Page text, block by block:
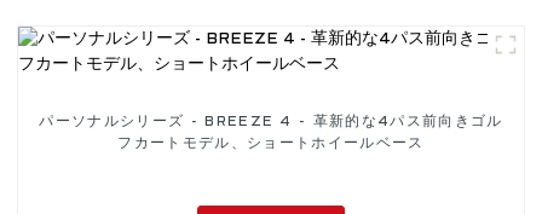
パーソナルシリーズ - BREEZE 4 - 革新的な4パス前向きゴル
フカートモデル、ショートホイールベース